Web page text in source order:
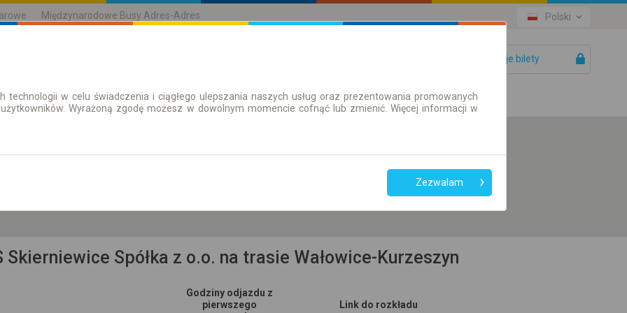
Międzynarodowe Busy Adres-Adres Polski
Twoje bilety
| Bilety Bilety okresowe
przesiadek
Tylko bilet online
Skierniewice Spółka z o.o. na trasie Wałowice-Kurzeszyn
Godziny odjazdu z
pierwszego
Link do rozkładu
technologii w celu świadczenia i ciągłego ulepszania naszych usług oraz prezentowania promowanych
Wyrażoną zgodę możesz w dowolnym momencie cofnąć lub zmienić. Więcej informacji w
Zezwalam